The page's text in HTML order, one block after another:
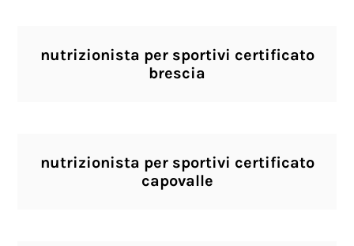
nutrizionista per sportivi certificato
brescia
nutrizionista per sportivi certificato
capovalle